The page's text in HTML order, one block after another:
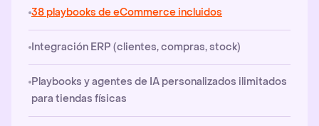
38 playbooks de eCommerce incluidos
Integración ERP (clientes, compras, stock)
Playbooks y agentes de IA personalizados ilimitados
para tiendas físicas